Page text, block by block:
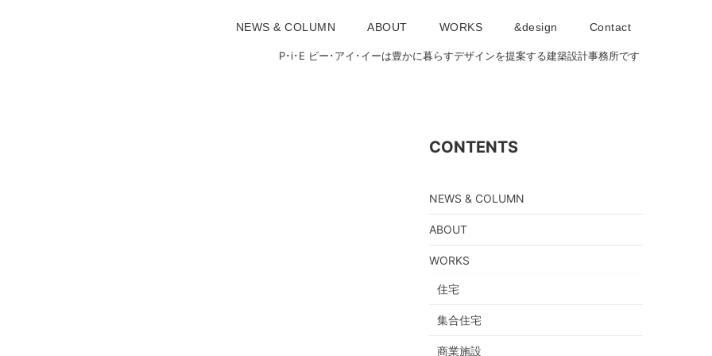
NEWS & COLUMN ABOUT WORKS &design Contact
P･i･E ピー･アイ･イーは豊かに暮らすデザインを提案する建築設計事務所です
CONTENTS
NEWS & COLUMN
ABOUT
WORKS
住宅
集合住宅
商業施設